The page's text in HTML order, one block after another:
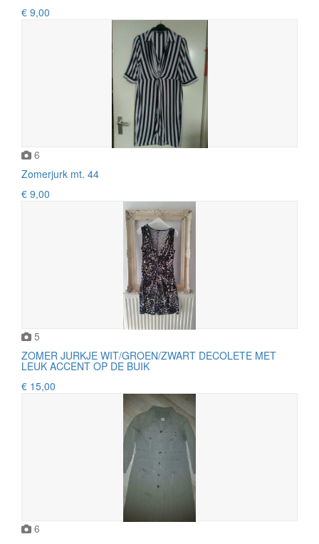
€ 9,00
6
Zomerjurk mt. 44
€ 9,00
5
ZOMER JURKJE WIT/GROEN/ZWART DECOLETE MET
LEUK ACCENT OP DE BUIK
€ 15,00
6